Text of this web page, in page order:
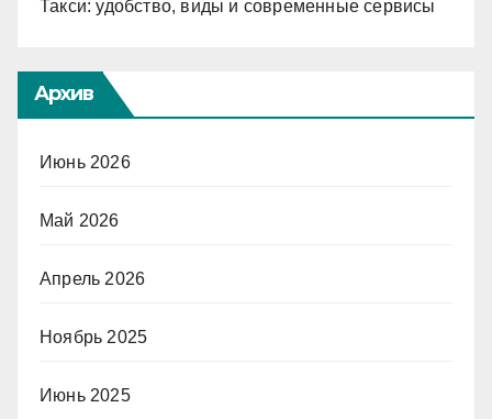
Такси: удобство, виды и современные сервисы
Архив
Июнь 2026
Май 2026
Апрель 2026
Ноябрь 2025
Июнь 2025